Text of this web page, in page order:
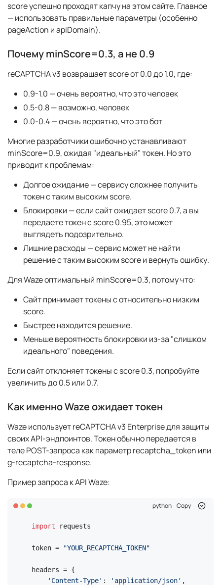
score успешно проходят капчу на этом сайте. Главное
— использовать правильные параметры (особенно
pageAction и apiDomain).
Почему minScore=0.3, а не 0.9
reCAPTCHA v3 возвращает score от 0.0 до 1.0, где:
0.9-1.0 — очень вероятно, что это человек
0.5-0.8 — возможно, человек
0.0-0.4 — очень вероятно, что это бот
Многие разработчики ошибочно устанавливают
minScore=0.9, ожидая "идеальный" токен. Но это
приводит к проблемам:
Долгое ожидание — сервису сложнее получить
токен с таким высоким score.
Блокировки — если сайт ожидает score 0.7, а вы
передаете токен с score 0.95, это может
выглядеть подозрительно.
Лишние расходы — сервис может не найти
решение с таким высоким score и вернуть ошибку.
Для Waze оптимальный minScore=0.3, потому что:
Сайт принимает токены с относительно низким
score.
Быстрее находится решение.
Меньше вероятность блокировки из-за "слишком
идеального" поведения.
Если сайт отклоняет токены с score 0.3, попробуйте
увеличить до 0.5 или 0.7.
Как именно Waze ожидает токен
Waze использует reCAPTCHA v3 Enterprise для защиты
своих API-эндпоинтов. Токен обычно передается в
теле POST-запроса как параметр recaptcha_token или
g-recaptcha-response.
Пример запроса к API Waze:
python Copy
import requests
token = "YOUR_RECAPTCHA_TOKEN"
headers = {
'Content-Type' : 'application/json' ,